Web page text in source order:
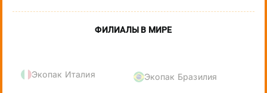
ФИЛИАЛЫ В МИРЕ
Экопак Италия Экопак Бразилия